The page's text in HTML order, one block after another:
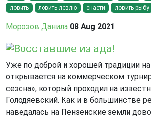
ловить
ловить ловлю снасти ловить рыбу
Морозов Данила 08 Aug 2021
Восставшие из ада!
Уже по доброй и хорошей традиции
открывается на коммерческом
сезона», который проходил на
Голодяевский. Как и в большинстве
наведалась на Пензенские земли